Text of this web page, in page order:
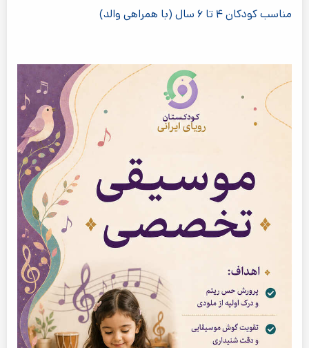
مناسب کودکان ۴ تا ۶ سال (با همراهی والد)